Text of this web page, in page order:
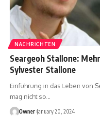
NACHRICHTEN
Seargeoh Stallone:
Sylvester Stallone
Einführung in das Leben von
mag nicht so…
Owner January 20, 2024